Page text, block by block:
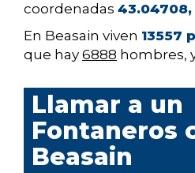
coordenadas
En Beasain viven 13557
que hay 6888 hombres,
Llamar a un
Fontaneros
Beasain